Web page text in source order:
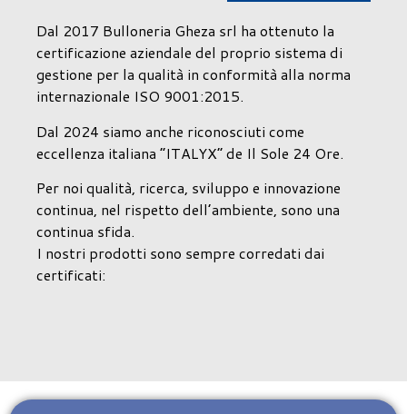
Dal 2017 Bulloneria Gheza srl ha ottenuto la
certificazione aziendale del proprio sistema di
gestione per la qualità in conformità alla norma
internazionale ISO 9001:2015.
Dal 2024 siamo anche riconosciuti come
eccellenza italiana “ITALYX” de Il Sole 24 Ore.
Per noi qualità, ricerca, sviluppo e innovazione
continua, nel rispetto dell’ambiente, sono una
continua sfida.
I nostri prodotti sono sempre corredati dai
certificati: